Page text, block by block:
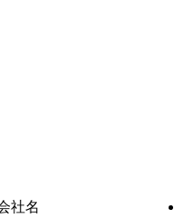
社名